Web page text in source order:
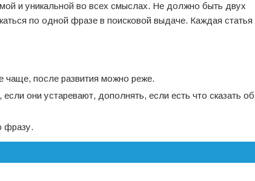
и уникальной во всех смыслах. Не должно быть двух
по одной фразе в поисковой выдаче. Каждая статья
чаще, после развития можно реже.
они устаревают, дополнять, если есть что сказать об
фразу.